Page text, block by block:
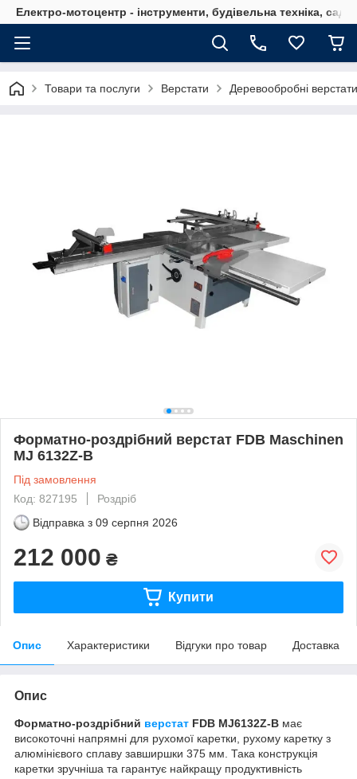
Електро-мотоцентр - інструменти, будівельна техніка,
Товари та послуги Верстати Деревообробні верстати
Форматно-роздрібний верстат FDB Maschinen
MJ 6132Z-B
Під замовлення
Код: 827195
Роздріб
Відправка з 09 серпня 2026
212 000 ₴
Купити
Опис Характеристики Відгуки про товар Доставка
Опис
Форматно-роздрібний верстат FDB MJ6132Z-B має
високоточні напрямні для рухомої каретки, рухому каретку з
алюмінієвого сплаву завширшки 375 мм. Така конструкція
каретки зручніша та гарантує найкращу продуктивність